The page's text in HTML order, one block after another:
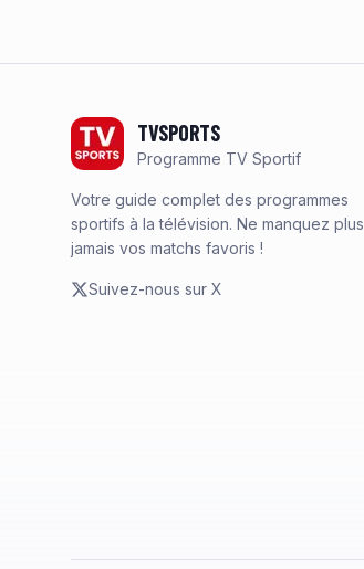
TVSPORTS
Programme TV Sportif
Votre guide complet des programmes
sportifs à la télévision. Ne manquez plus
jamais vos matchs favoris !
Suivez-nous sur X